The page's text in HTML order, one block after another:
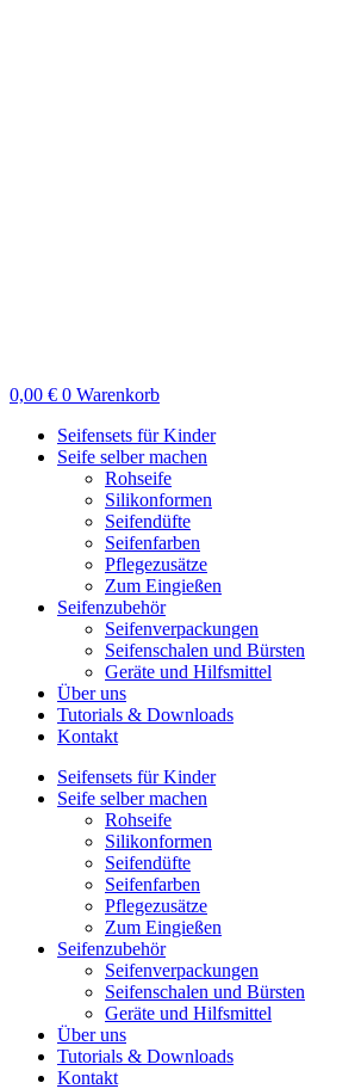
0,00 € 0 Warenkorb
Seifensets für Kinder
Seife selber machen
Rohseife
Silikonformen
Seifendüfte
Seifenfarben
Pflegezusätze
Zum Eingießen
Seifenzubehör
Seifenverpackungen
Seifenschalen und Bürsten
Geräte und Hilfsmittel
Über uns
Tutorials & Downloads
Kontakt
Seifensets für Kinder
Seife selber machen
Rohseife
Silikonformen
Seifendüfte
Seifenfarben
Pflegezusätze
Zum Eingießen
Seifenzubehör
Seifenverpackungen
Seifenschalen und Bürsten
Geräte und Hilfsmittel
Über uns
Tutorials & Downloads
Kontakt